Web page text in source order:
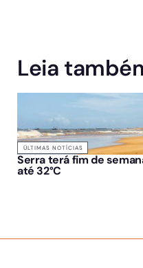
Leia
ÚLTIMAS NOTÍCIAS
Serra terá fim de
até 32°C